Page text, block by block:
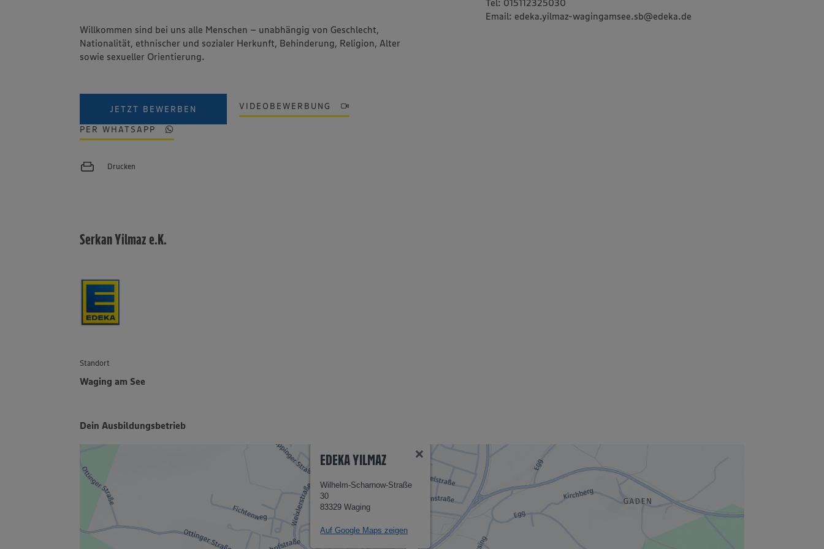
Willkommen sind bei uns alle Menschen – unabhängig von Geschlecht,
Nationalität, ethnischer und sozialer Herkunft, Behinderung, Religion, Alter
sowie sexueller Orientierung.
JETZT BEWERBEN VIDEOBEWERBUNG
PER WHATSAPP
Drucken
Email: edeka.yilmaz-wagingamsee.sb@edeka.de
Serkan Yilmaz e.K.
Standort
Waging am See
Dein Ausbildungsbetrieb
EDEKA YILMAZ
Wilhelm-Scharnow-Straße
30
83329 Waging
Auf Google Maps zeigen